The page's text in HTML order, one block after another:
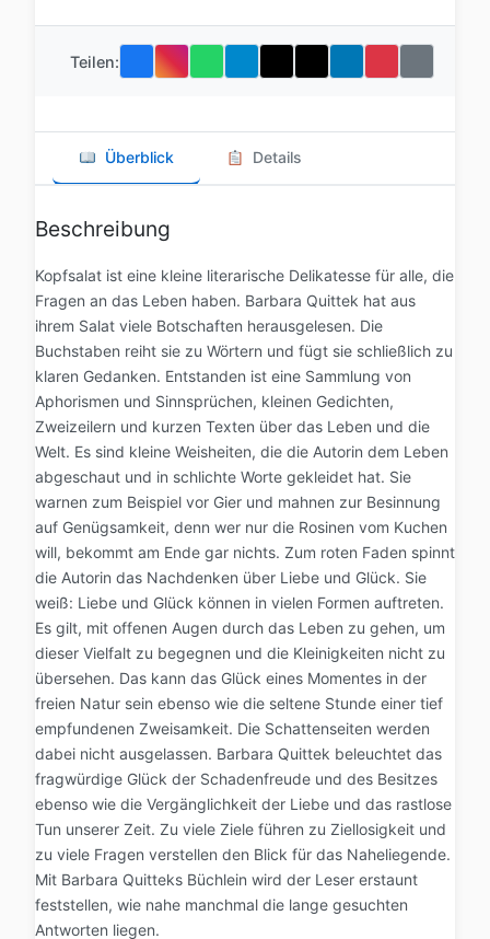
Teilen:
Überblick Details
Beschreibung
Kopfsalat ist eine kleine literarische Delikatesse für alle, die
Fragen an das Leben haben. Barbara Quittek hat aus
ihrem Salat viele Botschaften herausgelesen. Die
Buchstaben reiht sie zu Wörtern und fügt sie schließlich zu
klaren Gedanken. Entstanden ist eine Sammlung von
Aphorismen und Sinnsprüchen, kleinen Gedichten,
Zweizeilern und kurzen Texten über das Leben und die
Welt. Es sind kleine Weisheiten, die die Autorin dem Leben
abgeschaut und in schlichte Worte gekleidet hat. Sie
warnen zum Beispiel vor Gier und mahnen zur Besinnung
auf Genügsamkeit, denn wer nur die Rosinen vom Kuchen
will, bekommt am Ende gar nichts. Zum roten Faden spinnt
die Autorin das Nachdenken über Liebe und Glück. Sie
weiß: Liebe und Glück können in vielen Formen auftreten.
Es gilt, mit offenen Augen durch das Leben zu gehen, um
dieser Vielfalt zu begegnen und die Kleinigkeiten nicht zu
übersehen. Das kann das Glück eines Momentes in der
freien Natur sein ebenso wie die seltene Stunde einer tief
empfundenen Zweisamkeit. Die Schattenseiten werden
dabei nicht ausgelassen. Barbara Quittek beleuchtet das
fragwürdige Glück der Schadenfreude und des Besitzes
ebenso wie die Vergänglichkeit der Liebe und das rastlose
Tun unserer Zeit. Zu viele Ziele führen zu Ziellosigkeit und
zu viele Fragen verstellen den Blick für das Naheliegende.
Mit Barbara Quitteks Büchlein wird der Leser erstaunt
feststellen, wie nahe manchmal die lange gesuchten
Antworten liegen.